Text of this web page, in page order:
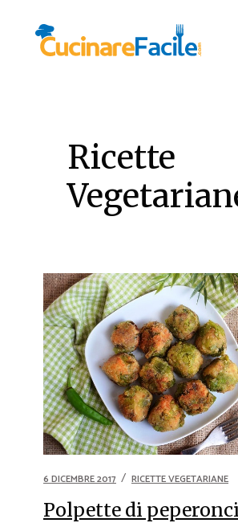
Ricette
6 DICEMBRE 2017 RICETTE VEGETARIANE
Polpette di